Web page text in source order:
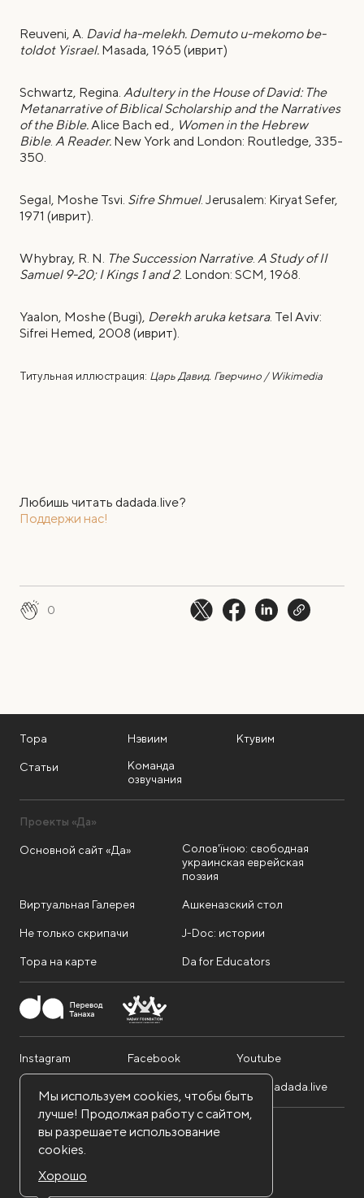
Reuveni, A. David ha-melekh. Demuto u-mekomo be-
toldot Yisrael. Masada, 1965 (иврит)
Schwartz, Regina. Adultery in the House of David: The
Metanarrative of Biblical Scholarship and the Narratives
of the Bible.Alice Bach ed., Women in the Hebrew
Bible. A Reader. New York and London: Routledgе, 335-
350.
Segal, Moshe Tsvi. Sifre Shmuel. Jerusalem: Kiryat Sefer,
1971 (иврит).
Whybray, R. N. The Succession Narrative. A Study of II
Samuel 9-20; I Kings 1 and 2. London: SCM, 1968.
Yaalon, Moshe (Bugi), Derekh aruka ketsara. Tel Aviv:
Sifrei Hemed, 2008 (иврит).
Титульная иллюстрация: Царь Давид. Гверчино / Wikimedia
Любишь читать dadada.live?
Поддержи нас!
0
Тора Нэвиим Ктувим
Статьи
Команда
озвучания
Проекты «Да»
Основной сайт «Да»
Солов'їною: свободная
украинская еврейская
поэзия
Виртуальная Галерея Ашкеназский стол
Не только скрипачи J-Doc: истории
Тора на карте Da for Educators
Instagram Facebook Youtube
info@dadada.live
Nadav Foundation. Все права защищены.
Политика конфиденциальности
Правила использования сайта
Мы используем cookies, чтобы быть
лучше! Продолжая работу с сайтом,
вы разрешаете использование
cookies.
Хорошо